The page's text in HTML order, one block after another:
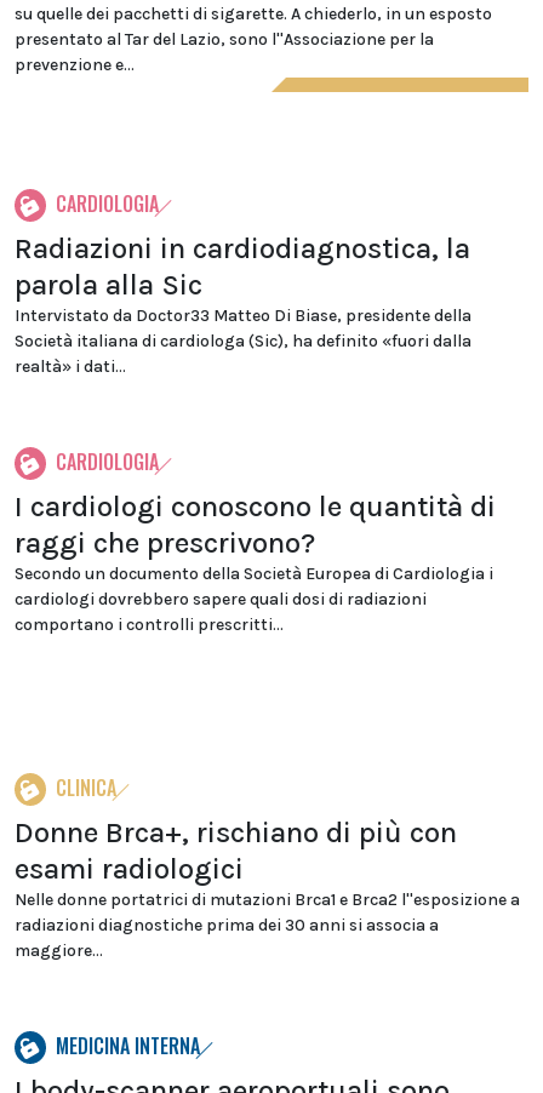
su quelle dei pacchetti di sigarette. A chiederlo, in un esposto
presentato al Tar del Lazio, sono l''Associazione per la
prevenzione e...
CARDIOLOGIA
Radiazioni in cardiodiagnostica, la
parola alla Sic
Intervistato da Doctor33 Matteo Di Biase, presidente della
Società italiana di cardiologa (Sic), ha definito «fuori dalla
realtà» i dati...
CARDIOLOGIA
I cardiologi conoscono le quantità di
raggi che prescrivono?
Secondo un documento della Società Europea di Cardiologia i
cardiologi dovrebbero sapere quali dosi di radiazioni
comportano i controlli prescritti...
CLINICA
Donne Brca+, rischiano di più con
esami radiologici
Nelle donne portatrici di mutazioni Brca1 e Brca2 l''esposizione a
radiazioni diagnostiche prima dei 30 anni si associa a
maggiore...
MEDICINA INTERNA